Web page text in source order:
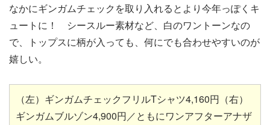
なかにギンガムチェックを取り入れるとより今年っぽくキ
ュートに！ シースルー素材など、白のワントーンなの
で、トップスに柄が入っても、何にでも合わせやすいのが
嬉しい。
（左）ギンガムチェックフリルTシャツ4,160円（右）
ギンガムブルゾン4,900円／ともにワンアフターアナザ